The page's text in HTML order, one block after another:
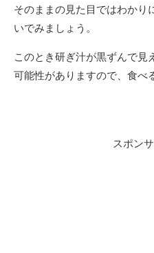
そのままの見た目ではわかり
いでみましょう。
このとき研ぎ汁が黒ずんで見
可能性がありますので、食べ
スポン